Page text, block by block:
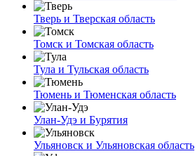
Тверь и Тверская область
Томск и Томская область
Тула и Тульская область
Тюмень и Тюменская область
Улан-Удэ и Бурятия
Ульяновск и Ульяновская область